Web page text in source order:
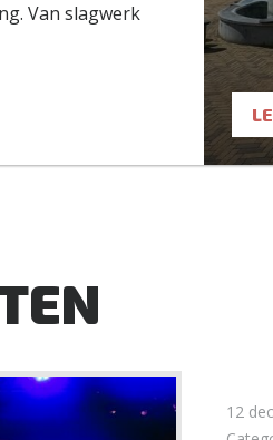
Van slagwerk
12